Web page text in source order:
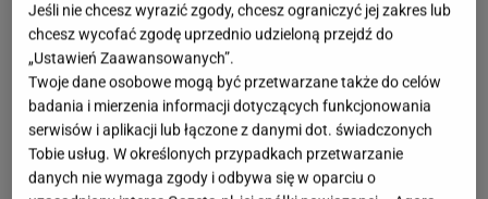
Jeśli nie chcesz wyrazić zgody, chcesz ograniczyć jej zakres lub
chcesz wycofać zgodę uprzednio udzieloną przejdź do
„Ustawień Zaawansowanych”.
Twoje dane osobowe mogą być przetwarzane także do celów
badania i mierzenia informacji dotyczących funkcjonowania
serwisów i aplikacji lub łączone z danymi dot. świadczonych
Tobie usług. W określonych przypadkach przetwarzanie
danych nie wymaga zgody i odbywa się w oparciu o